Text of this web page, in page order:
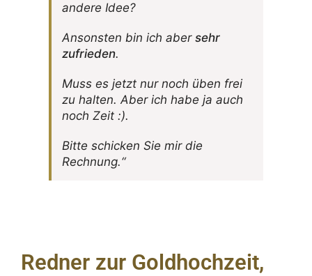
andere Idee?
Ansonsten bin ich aber sehr
zufrieden.
Muss es jetzt nur noch üben frei
zu halten. Aber ich habe ja auch
noch Zeit :).
Bitte schi­cken Sie mir die
Rechnung.“
Redner zur Goldhochzeit,